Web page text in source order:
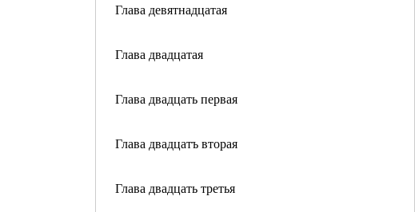
Глава девятнадцатая
Глава двадцатая
Глава двадцать первая
Глава двадцатъ вторая
Глава двадцать третья